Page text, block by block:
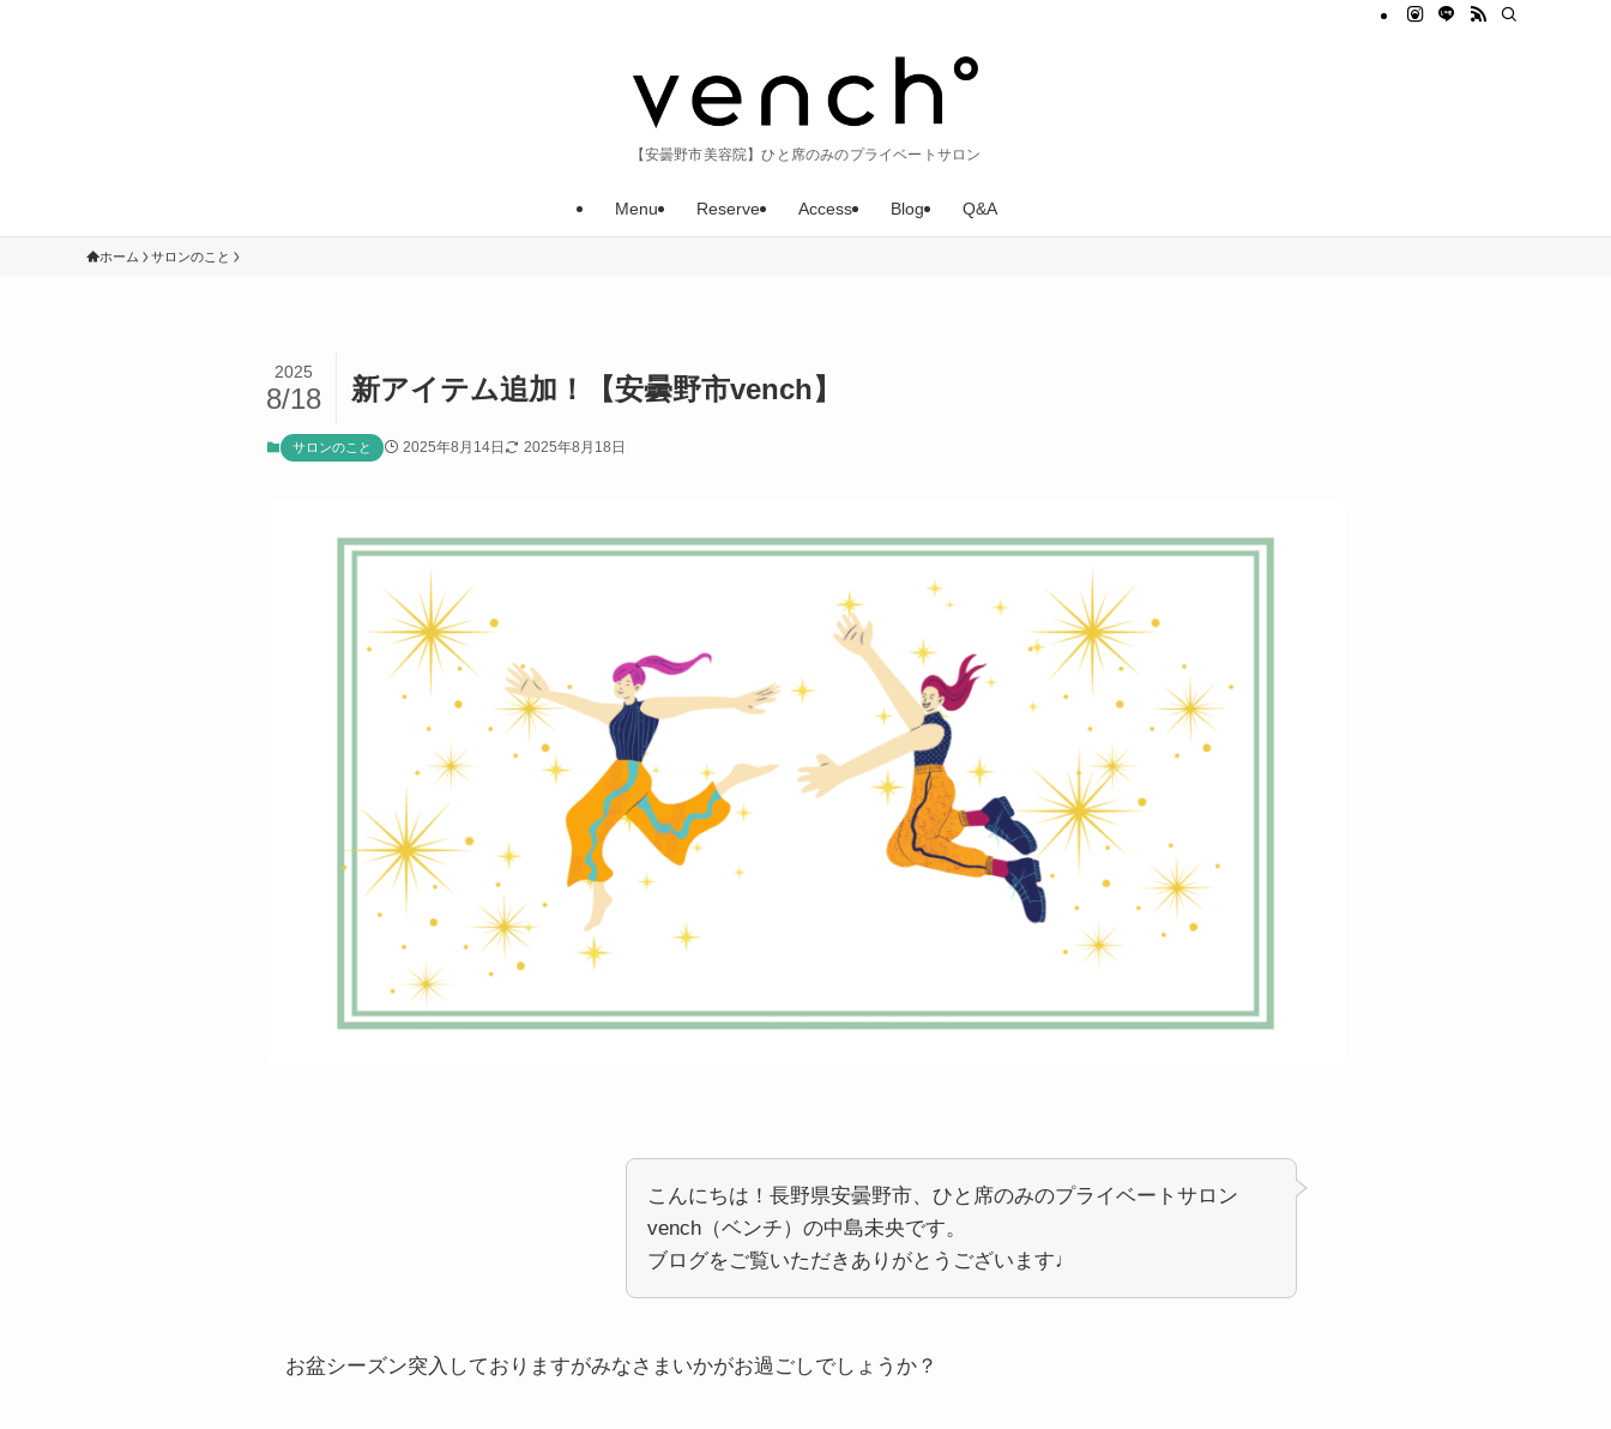
【安曇野市美容院】ひと席のみのプライベートサロン
Menu Reserve Access Blog Q&A
ホーム サロンのこと
新アイテム追加！【安曇野市vench】
2025
8/18
サロンのこと 2025年8月14日 2025年8月18日
こんにちは！長野県安曇野市、ひと席のみのプライベートサロン
vench（ベンチ）の中島未央です。
ブログをご覧いただきありがとうございます♩
お盆シーズン突入しておりますがみなさまいかがお過ごしでしょうか？